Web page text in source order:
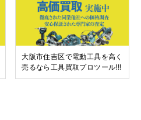
大阪市住吉区で電動工具を高く
売るなら工具買取プロツール!!!